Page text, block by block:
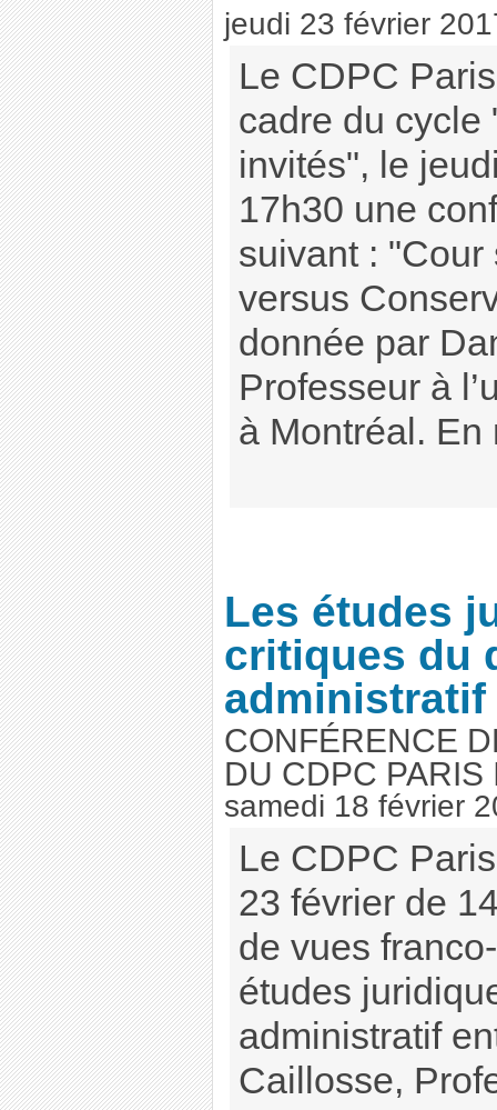
jeudi 23 février
Le CDPC
cadre du cycle
invités", le
17h30 une
suivant :
versus
donnée par
Professeur à
à Montréal. En
Les études
critiques du
administratif
CONFÉRENCE
DU CDPC PARIS
samedi 18 février
Le CDPC
23 février de
de vues
études
administratif
Caillosse,